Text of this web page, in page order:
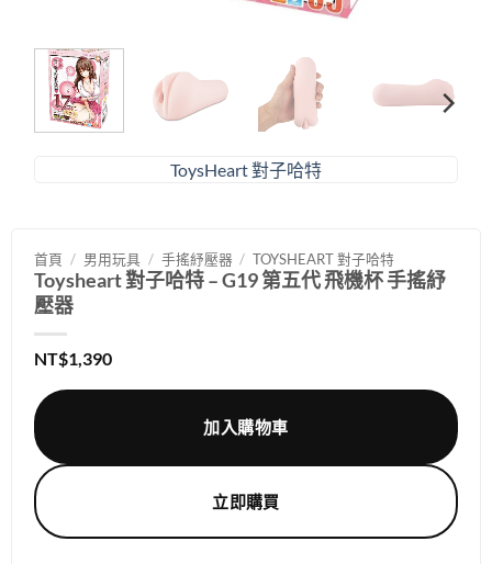
ToysHeart 對子哈特
首頁 / 男用玩具 / 手搖紓壓器 / TOYSHEART 對子哈特
Toysheart 對子哈特 – G19 第五代 飛機杯 手搖紓
壓器
NT$1,390
加入購物車
立即購買